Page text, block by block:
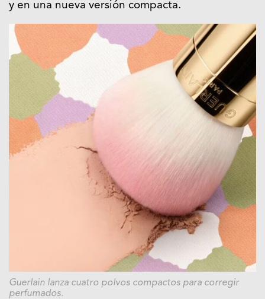
y en una nueva versión compacta.
Guerlain lanza cuatro polvos compactos para corregir
perfumados.